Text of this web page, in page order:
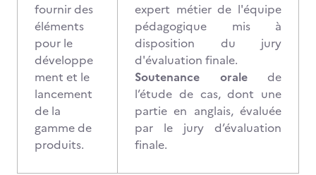
fournir des
éléments
pour le
développe
ment et le
lancement
de la
gamme de
produits.
expert métier de l'équipe
pédagogique mis à
disposition du jury
d'évaluation finale.
Soutenance oralede
l’étude de cas, dont une
partie en anglais, évaluée
par le jury d’évaluation
finale.